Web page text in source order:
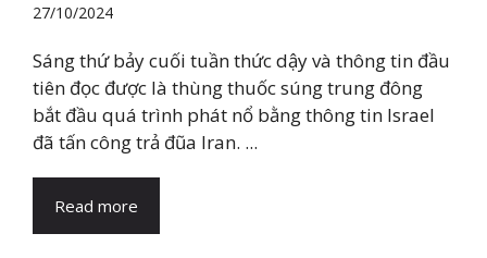
27/10/2024
Sáng thứ bảy cuối tuần thức dậy và thông tin đầu
tiên đọc được là thùng thuốc súng trung đông
bắt đầu quá trình phát nổ bằng thông tin Israel
đã tấn công trả đũa Iran. ...
Read more